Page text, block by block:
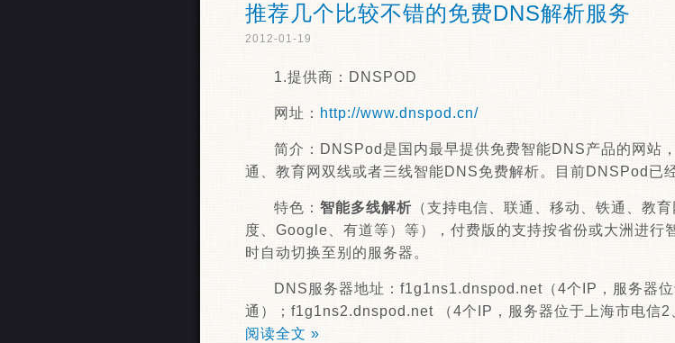
推荐几个比较不错的免费DNS解析服务
2012-01-19
1.提供商：DNSPOD
网址： http://www.dnspod.cn/
简介：DNSPod是国内最早提供免费智能DNS产品的网站
通、教育网双线或者三线智能DNS免费解析。目前DNSPod已
特色： 智能多线解析 （支持电信、联通、移动、铁通、教
度、Google、有道等）等），付费版的支持按省份或大洲进行
时自动切换至别的服务器。
DNS服务器地址：f1g1ns1.dnspod.net（4个IP，服务器
通）；f1g1ns2.dnspod.net （4个IP，服务器位于上海市电信2
阅读全文 »